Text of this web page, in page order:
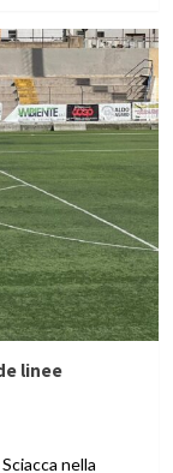
linee
nella